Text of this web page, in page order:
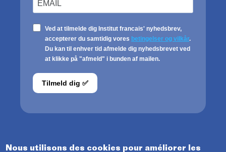
Nous utilisons des cookies pour améliorer les